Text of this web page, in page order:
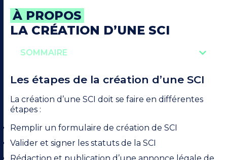
À PROPOS
LA CRÉATION D’UNE SCI
SOMMAIRE
Les étapes de la création d’une SCI
La création d’une SCI doit se faire en différentes
étapes :
Remplir un formulaire de création de SCI
Valider et signer les statuts de la SCI